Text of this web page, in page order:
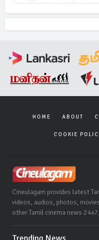
HOME ABOUT
COOKIE
Cineulagam provides latest
videos, audios, photos,
other Tamil cinema news 24x7.